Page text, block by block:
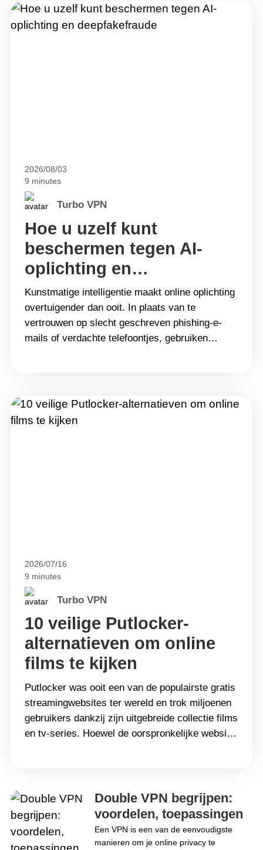
2026/08/03
9 minutes
Turbo VPN
Hoe u uzelf kunt
beschermen tegen AI-
oplichting en
deepfakefraude
Kunstmatige intelligentie maakt online oplichting
overtuigender dan ooit. In plaats van te
vertrouwen op slecht geschreven phishing-e-
mails of verdachte telefoontjes, gebruiken
slachtoffers ertoe te verleiden gevoelige
informatie te delen of geld over te maken. Nu AI-
gestuurde&hellip; Continue reading Hoe u uzelf
2026/07/16
9 minutes
Turbo VPN
10 veilige Putlocker-
alternatieven om online
films te kijken
Putlocker was ooit een van de populairste gratis
streamingwebsites ter wereld en trok miljoenen
gebruikers dankzij zijn uitgebreide collectie films
en tv-series. Hoewel de oorspronkelijke website
series willen streamen.Tegenwoordig zijn echter
niet alle websites die de naam Putlocker
gebruiken&hellip; Continue reading 10 veilige
Putlocker-alternatieven om online films te kijken
Double VPN begrijpen:
voordelen, toepassingen
en hoe het werkt
Een VPN is een van de eenvoudigste
manieren om je online privacy te